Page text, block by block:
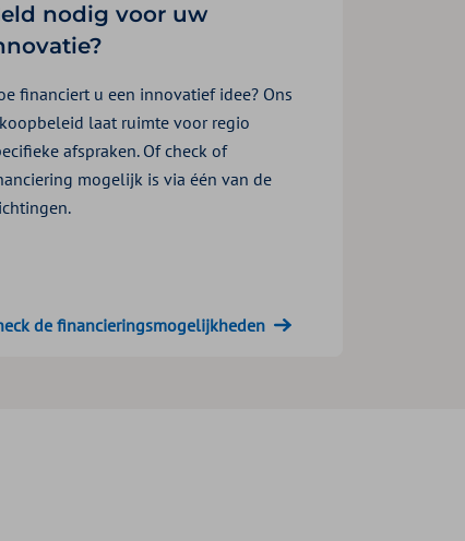
nodig voor uw
financiert u een innovatief idee? Ons
laat ruimte voor regio
afspraken. Of check of
mogelijk is via één van de
de financieringsmogelijkheden